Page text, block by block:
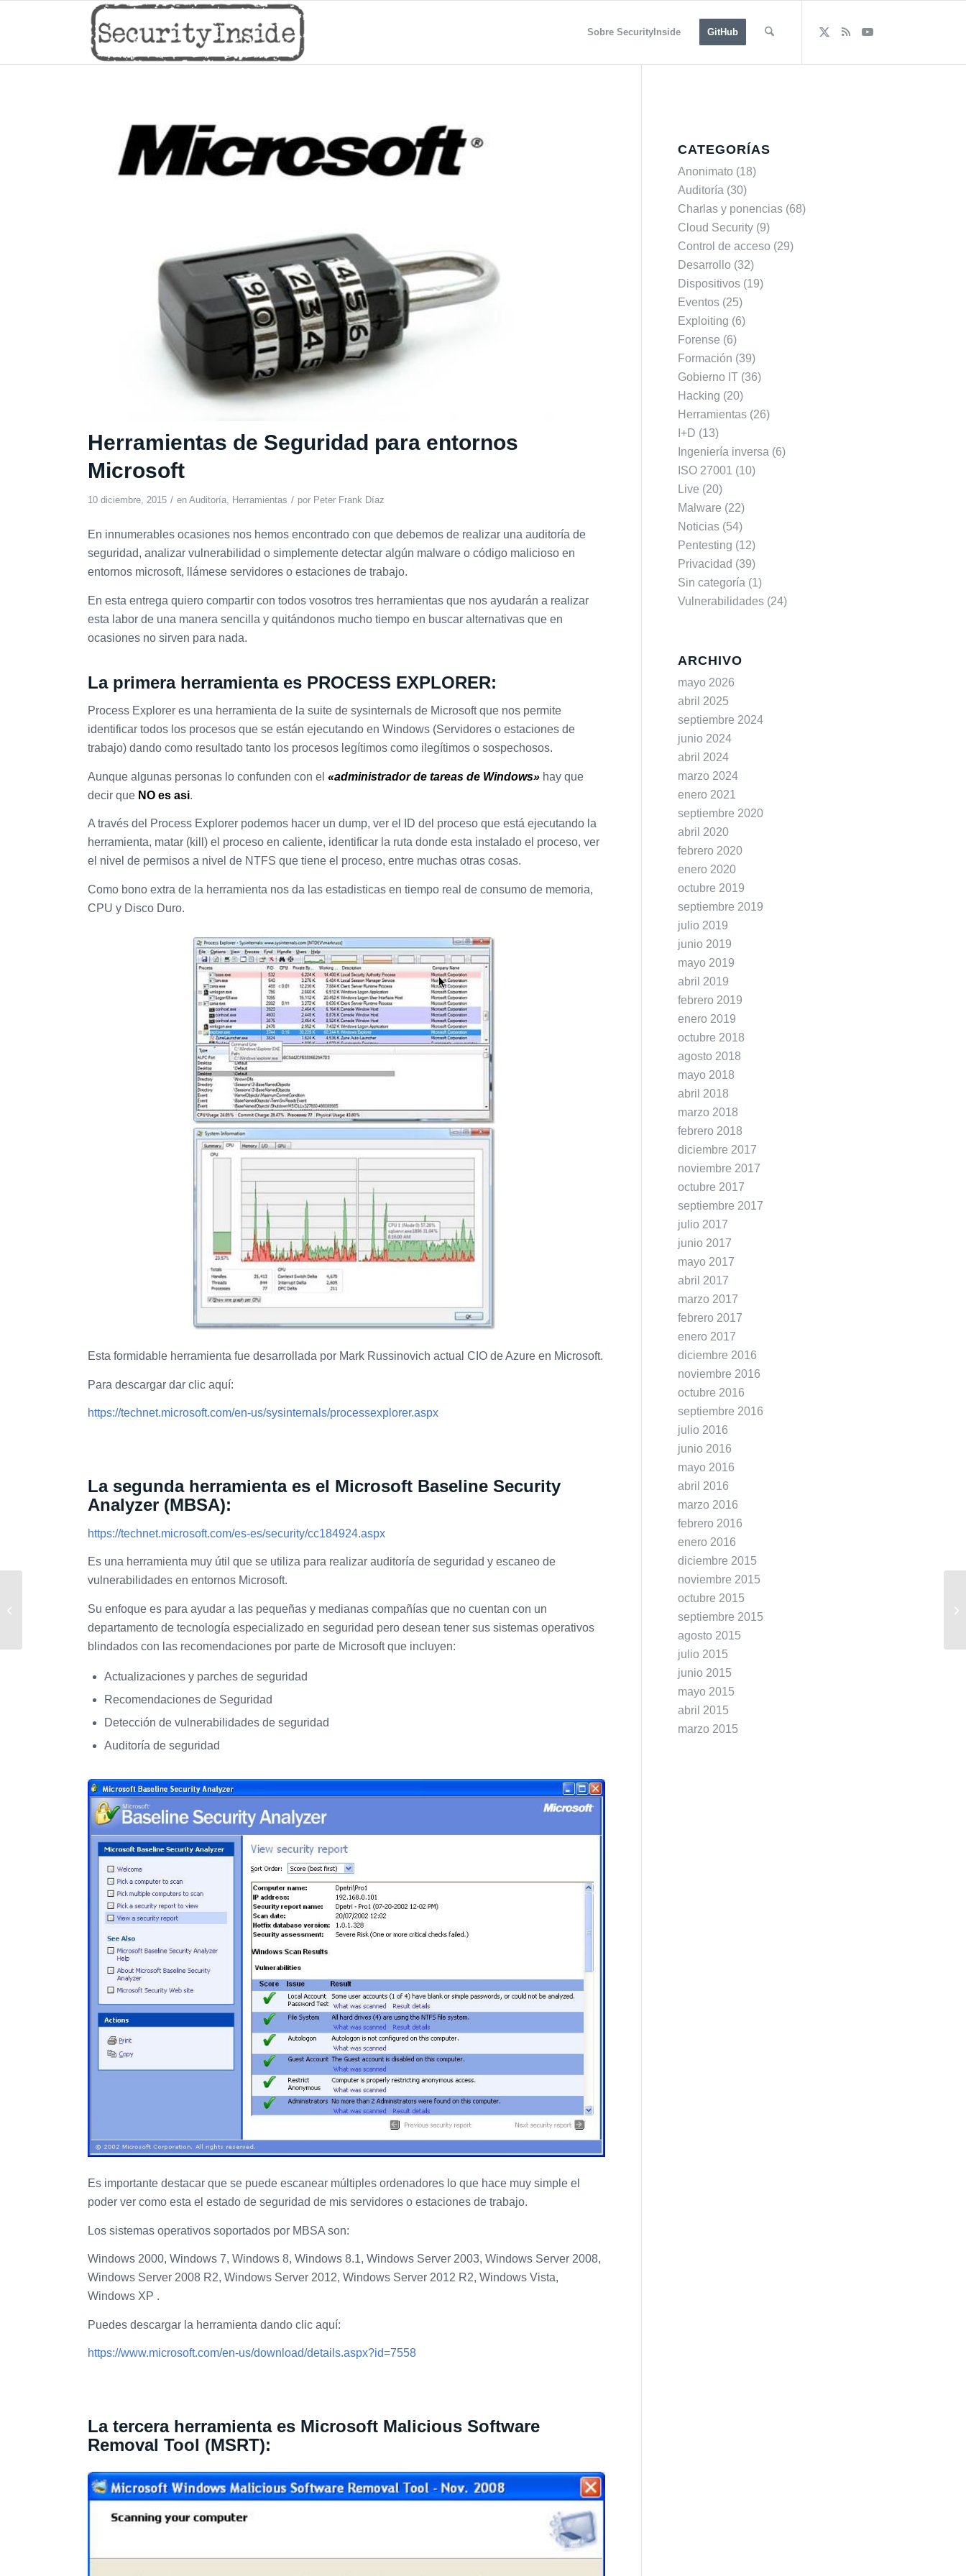
Sobre SecurityInside GitHub
Herramientas de Seguridad para entornos
Microsoft
10 diciembre, 2015 / en Auditoría, Herramientas / por Peter Frank Díaz
En innumerables ocasiones nos hemos encontrado con que debemos de realizar una auditoría de
seguridad, analizar vulnerabilidad o simplemente detectar algún malware o código malicioso en
entornos microsoft, llámese servidores o estaciones de trabajo.
En esta entrega quiero compartir con todos vosotros tres herramientas que nos ayudarán a realizar
esta labor de una manera sencilla y quitándonos mucho tiempo en buscar alternativas que en
ocasiones no sirven para nada.
La primera herramienta es PROCESS EXPLORER:
Process Explorer es una herramienta de la suite de sysinternals de Microsoft que nos permite
identificar todos los procesos que se están ejecutando en Windows (Servidores o estaciones de
trabajo) dando como resultado tanto los procesos legítimos como ilegítimos o sospechosos.
Aunque algunas personas lo confunden con el «administrador de tareas de Windows» hay que
decir que NO es asi.
A través del Process Explorer podemos hacer un dump, ver el ID del proceso que está ejecutando la
herramienta, matar (kill) el proceso en caliente, identificar la ruta donde esta instalado el proceso, ver
el nivel de permisos a nivel de NTFS que tiene el proceso, entre muchas otras cosas.
Como bono extra de la herramienta nos da las estadisticas en tiempo real de consumo de memoria,
CPU y Disco Duro.
Esta formidable herramienta fue desarrollada por Mark Russinovich actual CIO de Azure en Microsoft.
Para descargar dar clic aquí:
https://technet.microsoft.com/en-us/sysinternals/processexplorer.aspx
La segunda herramienta es el Microsoft Baseline Security
Analyzer (MBSA):
https://technet.microsoft.com/es-es/security/cc184924.aspx
Es una herramienta muy útil que se utiliza para realizar auditoría de seguridad y escaneo de
vulnerabilidades en entornos Microsoft.
Su enfoque es para ayudar a las pequeñas y medianas compañías que no cuentan con un
departamento de tecnología especializado en seguridad pero desean tener sus sistemas operativos
blindados con las recomendaciones por parte de Microsoft que incluyen:
Actualizaciones y parches de seguridad
Recomendaciones de Seguridad
Detección de vulnerabilidades de seguridad
Auditoría de seguridad
Es importante destacar que se puede escanear múltiples ordenadores lo que hace muy simple el
poder ver como esta el estado de seguridad de mis servidores o estaciones de trabajo.
Los sistemas operativos soportados por MBSA son:
Windows 2000, Windows 7, Windows 8, Windows 8.1, Windows Server 2003, Windows Server 2008,
Windows Server 2008 R2, Windows Server 2012, Windows Server 2012 R2, Windows Vista,
Windows XP .
Puedes descargar la herramienta dando clic aquí:
https://www.microsoft.com/en-us/download/details.aspx?id=7558
La tercera herramienta es Microsoft Malicious Software
Removal Tool (MSRT):
CATEGORÍAS
Anonimato (18)
Auditoría (30)
Charlas y ponencias (68)
Cloud Security (9)
Control de acceso (29)
Desarrollo (32)
Dispositivos (19)
Eventos (25)
Exploiting (6)
Forense (6)
Formación (39)
Gobierno IT (36)
Hacking (20)
Herramientas (26)
I+D (13)
Ingeniería inversa (6)
ISO 27001 (10)
Live (20)
Malware (22)
Noticias (54)
Pentesting (12)
Privacidad (39)
Sin categoría (1)
Vulnerabilidades (24)
ARCHIVO
mayo 2026
abril 2025
septiembre 2024
junio 2024
abril 2024
marzo 2024
enero 2021
septiembre 2020
abril 2020
febrero 2020
enero 2020
octubre 2019
septiembre 2019
julio 2019
junio 2019
mayo 2019
abril 2019
febrero 2019
enero 2019
octubre 2018
agosto 2018
mayo 2018
abril 2018
marzo 2018
febrero 2018
diciembre 2017
noviembre 2017
octubre 2017
septiembre 2017
julio 2017
junio 2017
mayo 2017
abril 2017
marzo 2017
febrero 2017
enero 2017
diciembre 2016
noviembre 2016
octubre 2016
septiembre 2016
julio 2016
junio 2016
mayo 2016
abril 2016
marzo 2016
febrero 2016
enero 2016
diciembre 2015
noviembre 2015
octubre 2015
septiembre 2015
agosto 2015
julio 2015
junio 2015
mayo 2015
abril 2015
marzo 2015
Attacks” (Samy